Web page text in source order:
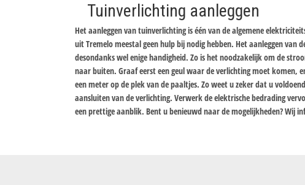
Tuinverlichting aanleggen
Het aanleggen van tuinverlichting is één van de algemene
uit Tremelo meestal geen hulp bij nodig hebben. Het aanleggen van
desondanks wel enige handigheid. Zo is het noodzakelijk om de
naar buiten. Graaf eerst een geul waar de verlichting moet komen,
een meter op de plek van de paaltjes. Zo weet u zeker dat u
aansluiten van de verlichting. Verwerk de elektrische bedrading
een prettige aanblik. Bent u benieuwd naar de mogelijkheden? Wij